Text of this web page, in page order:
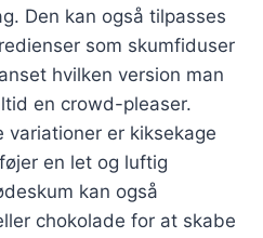
Den kan også tilpasses
som skumfiduser
hvilken version man
en crowd-pleaser.
er kiksekage
en let og luftig
kan også
chokolade for at skabe